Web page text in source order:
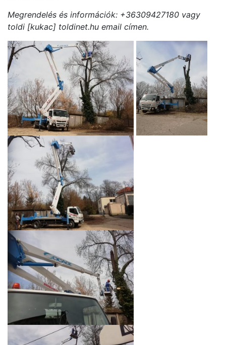
Megrendelés és információk: +36309427180 vagy
toldi [kukac] toldinet.hu email címen.